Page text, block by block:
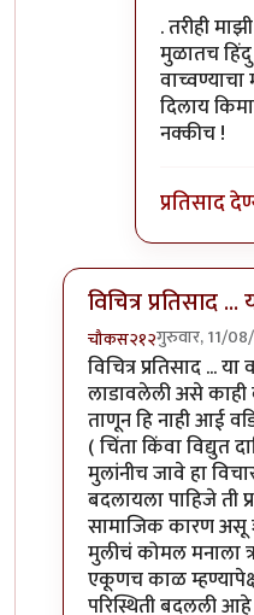
. तरीही
मुळातच
दिलाय
नक्कीच !
प्रतिसाद
विचित्र प्रतिसाद
चौकस२१२गुरुवार, 11/
In reply toउगाचच
विचित्र प्रतिसाद ...
लाडावलेली असे
ताणून हि नाही आई
( चिंता किंवा विद्युत
मुलांनीच जावे हा
बदलायला पाहिजे ती
सामाजिक कारण
मुलीचं कोमल मनाला
एकूणच काळ
परिस्थिती बदलली